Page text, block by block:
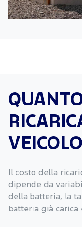
Il costo della
dipende da
della batteria, la
batteria già